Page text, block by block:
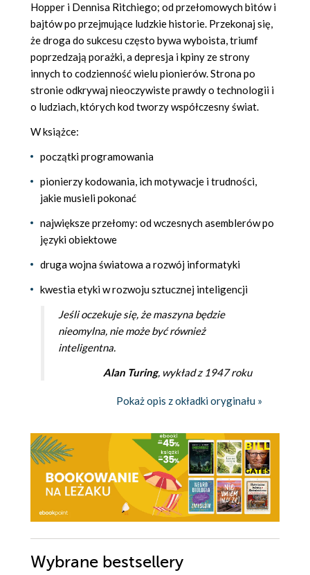
Hopper i Dennisa Ritchiego; od przełomowych bitów i
bajtów po przejmujące ludzkie historie. Przekonaj się,
że droga do sukcesu często bywa wyboista, triumf
poprzedzają porażki, a depresja i kpiny ze strony
innych to codzienność wielu pionierów. Strona po
stronie odkrywaj nieoczywiste prawdy o technologii i
o ludziach, których kod tworzy współczesny świat.
W książce:
początki programowania
pionierzy kodowania, ich motywacje i trudności,
jakie musieli pokonać
największe przełomy: od wczesnych asemblerów po
języki obiektowe
druga wojna światowa a rozwój informatyki
kwestia etyki w rozwoju sztucznej inteligencji
Jeśli oczekuje się, że maszyna będzie
nieomylna, nie może być również
inteligentna.
Alan Turing, wykład z 1947 roku
Pokaż opis z okładki oryginału »
Wybrane bestsellery